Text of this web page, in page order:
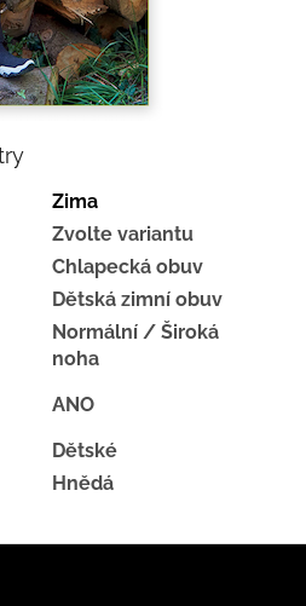
Zima
Zvolte variantu
Chlapecká obuv
Dětská zimní obuv
Normální / Široká
noha
ANO
Dětské
Hnědá